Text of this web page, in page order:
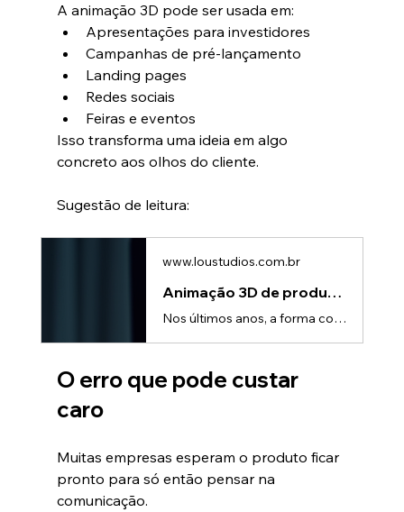
A animação 3D pode ser usada em:
Apresentações para investidores
Campanhas de pré-lançamento
Landing pages
Redes sociais
Feiras e eventos
Isso transforma uma ideia em algo
concreto aos olhos do cliente.
Sugestão de leitura:
www.loustudios.com.br
Animação 3D de produto no Brasil: guia completo para empresas
Nos últimos anos, a forma como empresas apresentam seus produtos mudou completamente.Fotos e vídeos tradicionais já não são suficientes para explicar produtos técnicos, destacar diferenciais e prender a atenção do cliente.É por isso que a animação 3D de produto no Brasil vem crescendo rapidamente —não como tendência, mas como vantagem competitiva real.Por que a animação 3D está crescendo no Brasil?O comportamento do consumidor mudou.Hoje, antes de comprar, o cliente: • Pesquisa • Compara • Assis
O erro que pode custar
caro
Muitas empresas esperam o produto ficar
pronto para só então pensar na
comunicação.